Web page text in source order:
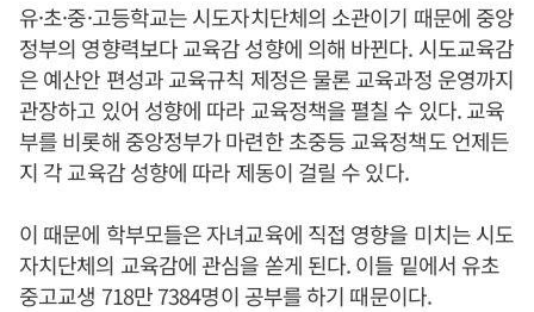
유·초·중·고등학교는 시도자치단체의 소관이기 때문에 중앙
정부의 영향력보다 교육감 성향에 의해 바뀐다. 시도교육감
은 예산안 편성과 교육규칙 제정은 물론 교육과정 운영까지
관장하고 있어 성향에 따라 교육정책을 펼칠 수 있다. 교육
부를 비롯해 중앙정부가 마련한 초중등 교육정책도 언제든
지 각 교육감 성향에 따라 제동이 걸릴 수 있다.
이 때문에 학부모들은 자녀교육에 직접 영향을 미치는 시도
자치단체의 교육감에 관심을 쏟게 된다. 이들 밑에서 유초
중고교생 718만 7384명이 공부를 하기 때문이다.